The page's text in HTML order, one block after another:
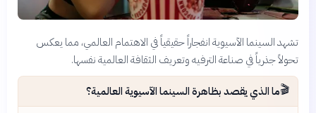
تشهد السينما الآسيوية انفجاراً حقيقياً في الاهتمام العالمي، مما يعكس
تحولاً جذرياً في صناعة الترفيه وتعريف الثقافة العالمية نفسها.
🎬ما الذي يقصد بظاهرة السينما الآسيوية العالمية؟